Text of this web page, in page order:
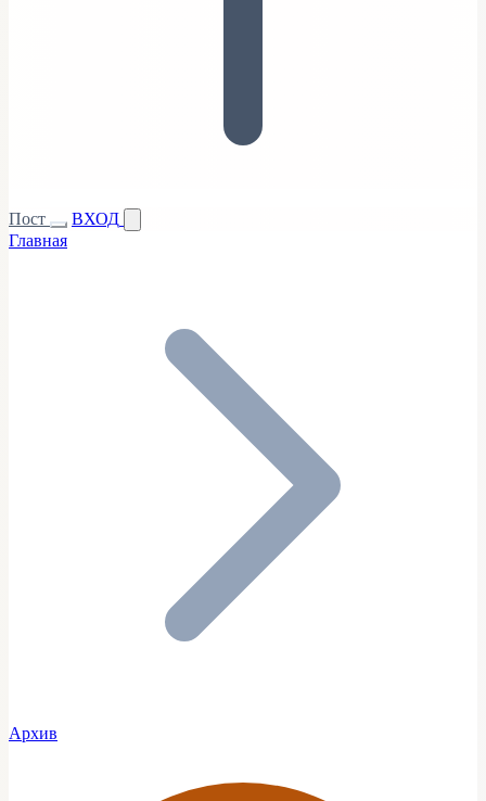
Пост
ВХОД
Главная
Архив